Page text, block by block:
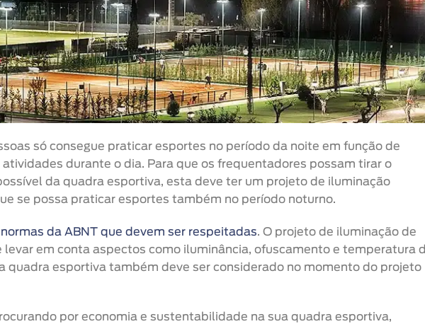
só consegue praticar esportes no período da noite em função de
durante o dia. Para que os frequentadores possam tirar o
da quadra esportiva, esta deve ter um projeto de iluminação
se possa praticar esportes também no período noturno.
normas da ABNT que devem ser respeitadas. O projeto de iluminação de
levar em conta aspectos como iluminância, ofuscamento e temperatura
quadra esportiva também deve ser considerado no momento do projeto
por economia e sustentabilidade na sua quadra esportiva,